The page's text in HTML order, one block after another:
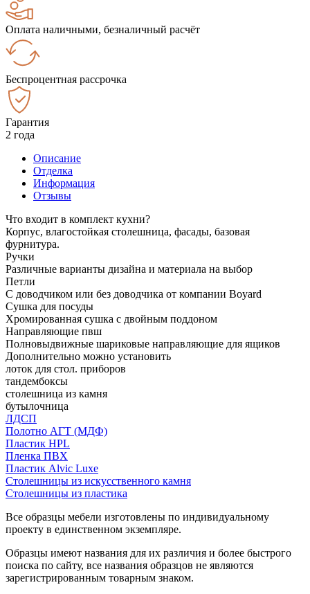
Оплата наличными, безналичный расчёт
Беспроцентная рассрочка
Гарантия
2 года
Описание
Отделка
Информация
Отзывы
Что входит в комплект кухни?
Корпус, влагостойкая столешница, фасады, базовая
фурнитура.
Ручки
Различные варианты дизайна и материала на выбор
Петли
С доводчиком или без доводчика от компании Boyard
Сушка для посуды
Хромированная сушка с двойным поддоном
Направляющие пвш
Полновыдвижные шариковые направляющие для ящиков
Дополнительно можно установить
лоток для стол. приборов
тандембоксы
столешница из камня
бутылочница
ЛДСП
Полотно АГТ (МДФ)
Пластик HPL
Пленка ПВХ
Пластик Alvic Luxe
Столешницы из искусственного камня
Столешницы из пластика
Все образцы мебели изготовлены по индивидуальному
проекту в единственном экземпляре.
Образцы имеют названия для их различия и более быстрого
поиска по сайту, все названия образцов не являются
зарегистрированным товарным знаком.